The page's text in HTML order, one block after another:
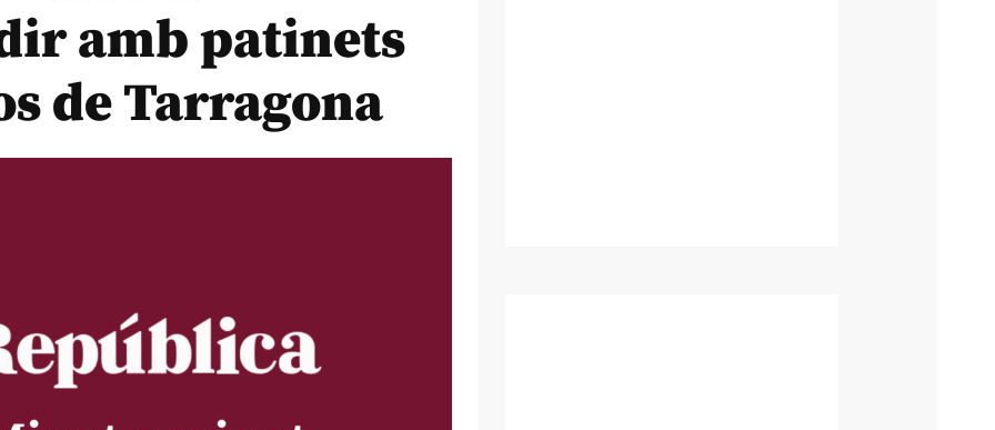
amb patinets
de Tarragona